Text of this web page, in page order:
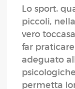
Lo sport,
piccoli,
vero
far
adeguato
permetta